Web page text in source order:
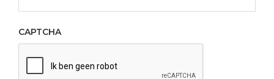
CAPTCHA